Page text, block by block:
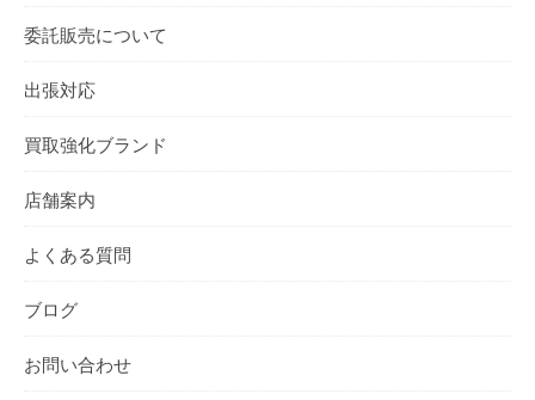
委託販売について
出張対応
買取強化ブランド
店舗案内
よくある質問
ブログ
お問い合わせ